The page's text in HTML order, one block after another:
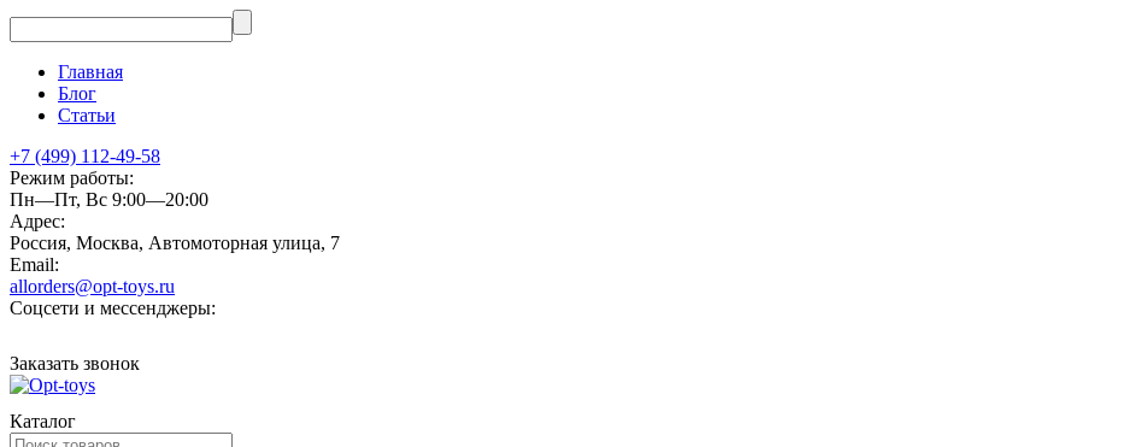
Главная
Блог
Статьи
+7 (499) 112-49-58
Режим работы:
Пн—Пт, Вс 9:00—20:00
Адрес:
Россия, Москва, Автомоторная улица, 7
Email:
allorders@opt-toys.ru
Соцсети и мессенджеры:
Заказать звонок
Каталог